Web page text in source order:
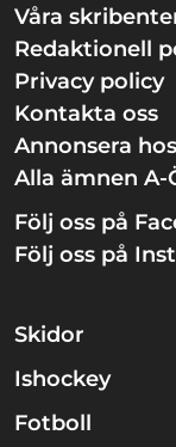
Våra
Redaktionell
Privacy policy
Kontakta oss
Annonsera
Alla ämnen A-
Följ oss på
Följ oss på
Skidor
Ishockey
Fotboll